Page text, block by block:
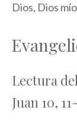
Dios, Dios
Lectura
Juan 10,